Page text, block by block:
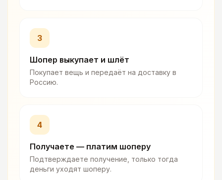
3
Шопер выкупает и шлёт
Покупает вещь и передаёт на доставку в
Россию.
4
Получаете — платим шоперу
Подтверждаете получение, только тогда
деньги уходят шоперу.